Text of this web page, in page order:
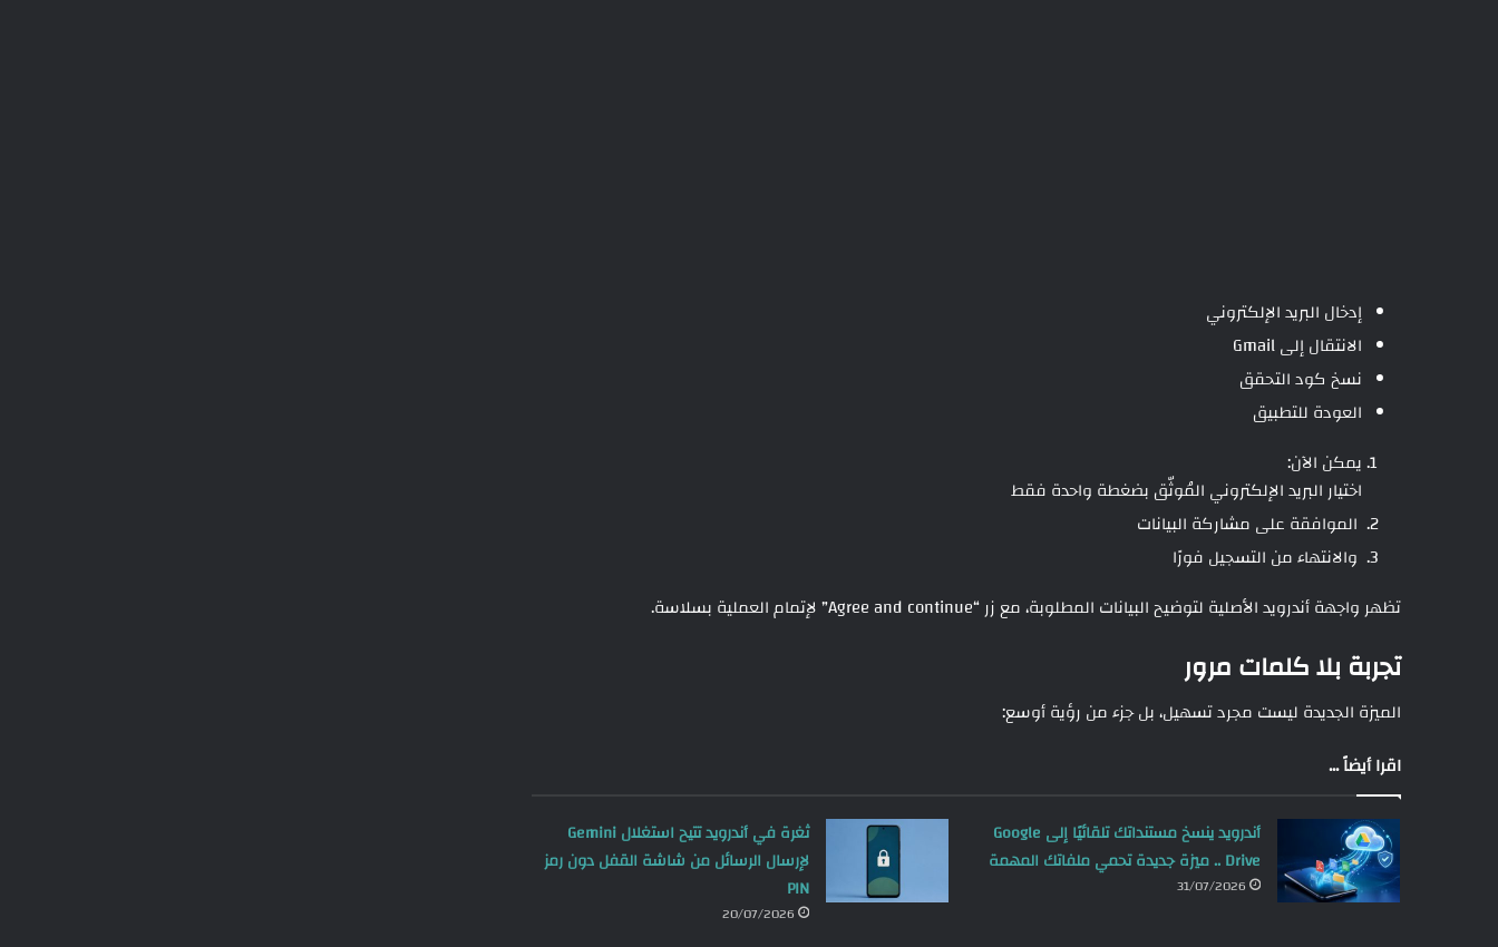
إدخال البريد الإلكتروني
الانتقال إلى Gmail
نسخ كود التحقق
العودة للتطبيق
يمكن الآن:
اختيار البريد الإلكتروني المُوثّق بضغطة واحدة فقط
الموافقة على مشاركة البيانات
والانتهاء من التسجيل فورًا
تظهر واجهة أندرويد الأصلية لتوضيح البيانات المطلوبة، مع زر “Agree and continue” لإتمام العملية بسلاسة.
تجربة بلا كلمات مرور
الميزة الجديدة ليست مجرد تسهيل، بل جزء من رؤية أوسع:
اقرا أيضاً ...
أندرويد ينسخ مستنداتك تلقائيًا إلى Google
Drive .. ميزة جديدة تحمي ملفاتك المهمة
31/07/2026
ثغرة في أندرويد تتيح استغلال Gemini
لإرسال الرسائل من شاشة القفل دون رمز
PIN
20/07/2026